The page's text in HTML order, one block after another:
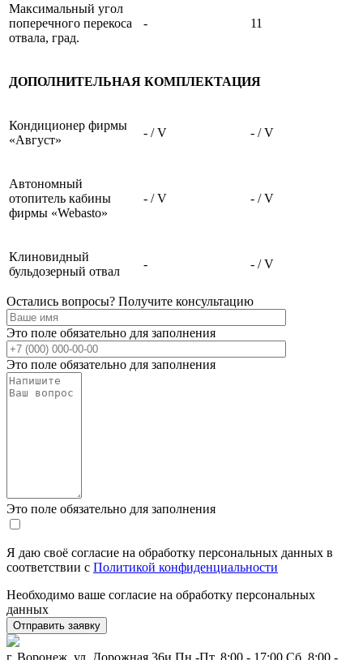
Максимальный угол
поперечного перекоса
отвала, град.
- 11
ДОПОЛНИТЕЛЬНАЯ КОМПЛЕКТАЦИЯ
Кондиционер фирмы
«Август»
- / V - / V
Автономный
отопитель кабины
фирмы «Webasto»
- / V - / V
Клиновидный
бульдозерный отвал
- - / V
Остались вопросы? Получите консультацию
Это поле обязательно для заполнения
Это поле обязательно для заполнения
Это поле обязательно для заполнения
Я даю своё согласие на обработку персональных данных в
соответствии с Политикой конфиденциальности
Необходимо ваше согласие на обработку персональных
данных
г. Воронеж, ул. Дорожная 36и Пн.-Пт. 8:00 - 17:00 Сб. 8:00 -